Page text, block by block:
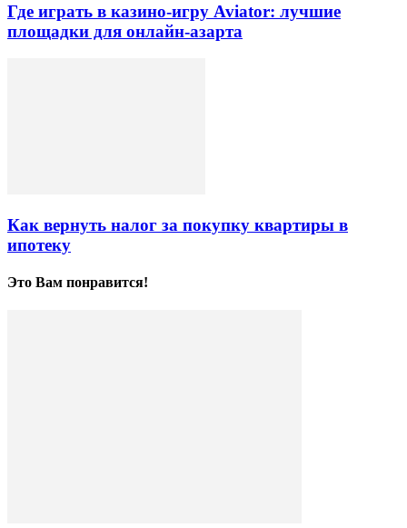
Где играть в казино-игру Aviator: лучшие
площадки для онлайн-азарта
Как вернуть налог за покупку квартиры в
ипотеку
Это Вам понравится!